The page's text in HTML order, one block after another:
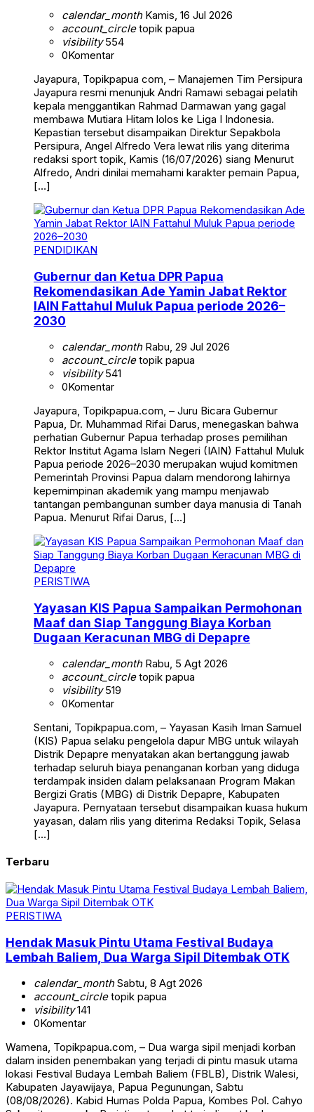
calendar_monthKamis, 16 Jul 2026
account_circletopik papua
visibility554
0Komentar
Jayapura, Topikpapua com, – Manajemen Tim Persipura
Jayapura resmi menunjuk Andri Ramawi sebagai pelatih
kepala menggantikan Rahmad Darmawan yang gagal
membawa Mutiara Hitam lolos ke Liga I Indonesia.
Kepastian tersebut disampaikan Direktur Sepakbola
Persipura, Angel Alfredo Vera lewat rilis yang diterima
redaksi sport topik, Kamis (16/07/2026) siang Menurut
Alfredo, Andri dinilai memahami karakter pemain Papua,
[…]
PENDIDIKAN
Gubernur dan Ketua DPR Papua
Rekomendasikan Ade Yamin Jabat Rektor
IAIN Fattahul Muluk Papua periode 2026–
2030
calendar_monthRabu, 29 Jul 2026
account_circletopik papua
visibility541
0Komentar
Jayapura, Topikpapua.com, – Juru Bicara Gubernur
Papua, Dr. Muhammad Rifai Darus, menegaskan bahwa
perhatian Gubernur Papua terhadap proses pemilihan
Rektor Institut Agama Islam Negeri (IAIN) Fattahul Muluk
Papua periode 2026–2030 merupakan wujud komitmen
Pemerintah Provinsi Papua dalam mendorong lahirnya
kepemimpinan akademik yang mampu menjawab
tantangan pembangunan sumber daya manusia di Tanah
Papua. Menurut Rifai Darus, […]
PERISTIWA
Yayasan KIS Papua Sampaikan Permohonan
Maaf dan Siap Tanggung Biaya Korban
Dugaan Keracunan MBG di Depapre
calendar_monthRabu, 5 Agt 2026
account_circletopik papua
visibility519
0Komentar
Sentani, Topikpapua.com, – Yayasan Kasih Iman Samuel
(KIS) Papua selaku pengelola dapur MBG untuk wilayah
Distrik Depapre menyatakan akan bertanggung jawab
terhadap seluruh biaya penanganan korban yang diduga
terdampak insiden dalam pelaksanaan Program Makan
Bergizi Gratis (MBG) di Distrik Depapre, Kabupaten
Jayapura. Pernyataan tersebut disampaikan kuasa hukum
yayasan, dalam rilis yang diterima Redaksi Topik, Selasa
[…]
Terbaru
PERISTIWA
Hendak Masuk Pintu Utama Festival Budaya
Lembah Baliem, Dua Warga Sipil Ditembak OTK
calendar_monthSabtu, 8 Agt 2026
account_circletopik papua
visibility141
0Komentar
Wamena, Topikpapua.com, – Dua warga sipil menjadi korban
dalam insiden penembakan yang terjadi di pintu masuk utama
lokasi Festival Budaya Lembah Baliem (FBLB), Distrik Walesi,
Kabupaten Jayawijaya, Papua Pegunungan, Sabtu
(08/08/2026). Kabid Humas Polda Papua, Kombes Pol. Cahyo